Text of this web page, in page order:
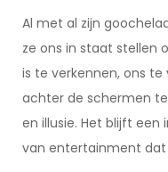
Al met al zijn
ze ons in staat stellen
is te verkennen, ons te
achter de schermen
en illusie. Het blijft
van entertainment